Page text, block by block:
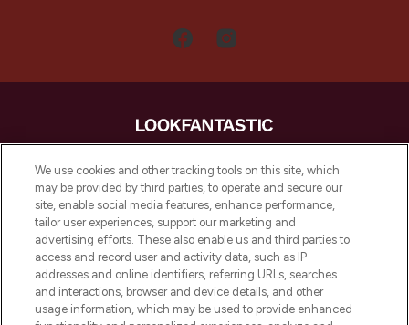
LOOKFANTASTIC is de ultieme online
beautybestemming van Europa, met de
beste huidverzorging, haarproducten en
make-up van meer dan 200 topmerken.
Shop online of via de app, met gratis
verzending vanaf €40.
Cookie-toestemming
We use cookies and other tracking tools on this site, which
may be provided by third parties, to operate and secure our
site, enable social media features, enhance performance,
tailor user experiences, support our marketing and
advertising efforts. These also enable us and third parties to
access and record user and activity data, such as IP
addresses and online identifiers, referring URLs, searches
and interactions, browser and device details, and other
usage information, which may be used to provide enhanced